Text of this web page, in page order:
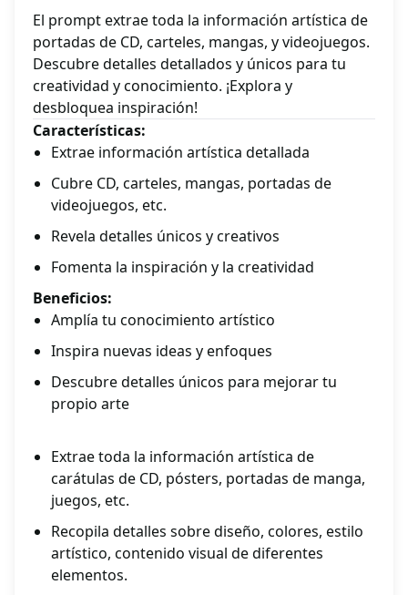
El prompt extrae toda la información artística de
portadas de CD, carteles, mangas, y videojuegos.
Descubre detalles detallados y únicos para tu
creatividad y conocimiento. ¡Explora y
desbloquea inspiración!
Características:
Extrae información artística detallada
Cubre CD, carteles, mangas, portadas de
videojuegos, etc.
Revela detalles únicos y creativos
Fomenta la inspiración y la creatividad
Beneficios:
Amplía tu conocimiento artístico
Inspira nuevas ideas y enfoques
Descubre detalles únicos para mejorar tu
propio arte
Extrae toda la información artística de
carátulas de CD, pósters, portadas de manga,
juegos, etc.
Recopila detalles sobre diseño, colores, estilo
artístico, contenido visual de diferentes
elementos.